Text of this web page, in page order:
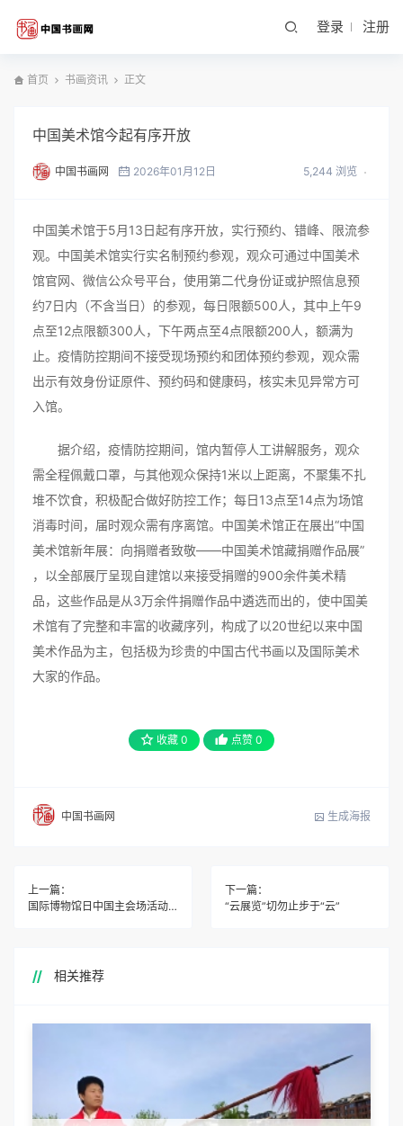
登录 注册
首页 书画资讯 正文
中国美术馆今起有序开放
中国书画网 2026年01月12日 5,244 浏览
中国美术馆于5月13日起有序开放，实行预约、错峰、限流参
观。中国美术馆实行实名制预约参观，观众可通过中国美术
馆官网、微信公众号平台，使用第二代身份证或护照信息预
约7日内（不含当日）的参观，每日限额500人，其中上午9
点至12点限额300人，下午两点至4点限额200人，额满为
止。疫情防控期间不接受现场预约和团体预约参观，观众需
出示有效身份证原件、预约码和健康码，核实未见异常方可
入馆。
据介绍，疫情防控期间，馆内暂停人工讲解服务，观众
需全程佩戴口罩，与其他观众保持1米以上距离，不聚集不扎
堆不饮食，积极配合做好防控工作；每日13点至14点为场馆
消毒时间，届时观众需有序离馆。中国美术馆正在展出“中国
美术馆新年展：向捐赠者致敬——中国美术馆藏捐赠作品展”
，以全部展厅呈现自建馆以来接受捐赠的900余件美术精
品，这些作品是从3万余件捐赠作品中遴选而出的，使中国美
术馆有了完整和丰富的收藏序列，构成了以20世纪以来中国
美术作品为主，包括极为珍贵的中国古代书画以及国际美术
大家的作品。
收藏 0 点赞 0
中国书画网 生成海报
上一篇：
国际博物馆日中国主会场活动亮点抢先看
下一篇：
“云展览”切勿止步于“云”
相关推荐